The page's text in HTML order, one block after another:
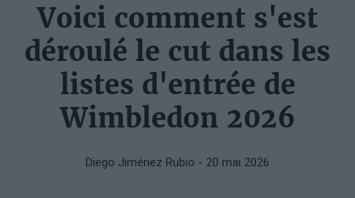
Voici comment s'est
déroulé le cut dans les
listes d'entrée de
Wimbledon 2026
Diego Jiménez Rubio - 20 mai 2026